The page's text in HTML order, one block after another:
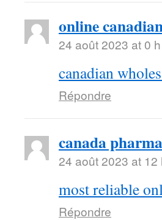
online
24 août 2023 at 0
canadian
Répondre
canada
24 août 2023 at 12
most reliable
Répondre